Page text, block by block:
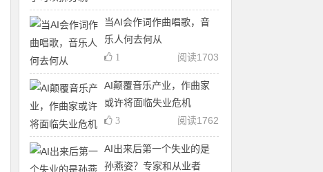
当AI会作词作曲唱歌，音
乐人何去何从
阅读1703
1
AI颠覆音乐产业，作曲家
或许将面临失业危机
阅读1762
3
AI出来后第一个失业的是
孙燕姿？专家和从业者